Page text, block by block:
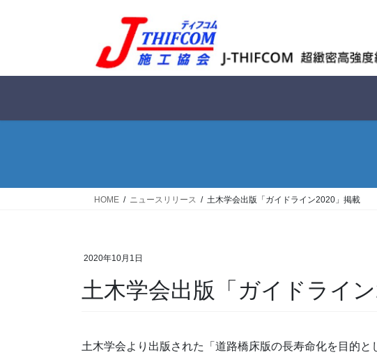
ツ
キ
シ
に
HOME ニュースリリース 土木学会出版「ガイドライン2020」掲載
2020年10月1日
土木学会出版「ガイドライ
土木学会より出版された「道路橋床版の長寿命化を目的